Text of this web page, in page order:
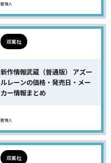
管理人
双翼社
新作情報武蔵（普通版） アズー
ルレーンの価格・発売日・メー
カー情報まとめ
管理人
双翼社